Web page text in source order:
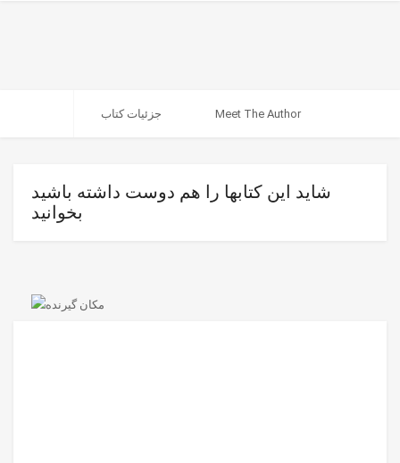
جزئیات کتاب Meet The Author
شاید این کتابها را هم دوست داشته باشید
بخوانید